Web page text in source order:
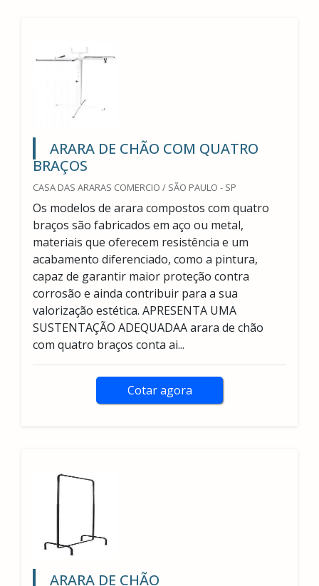
ARARA DE CHÃO COM QUATRO
BRAÇOS
CASA DAS ARARAS COMERCIO / SÃO PAULO - SP
Os modelos de arara compostos com quatro
braços são fabricados em aço ou metal,
materiais que oferecem resistência e um
acabamento diferenciado, como a pintura,
capaz de garantir maior proteção contra
corrosão e ainda contribuir para a sua
valorização estética. APRESENTA UMA
SUSTENTAÇÃO ADEQUADAA arara de chão
com quatro braços conta ai...
Cotar agora
ARARA DE CHÃO